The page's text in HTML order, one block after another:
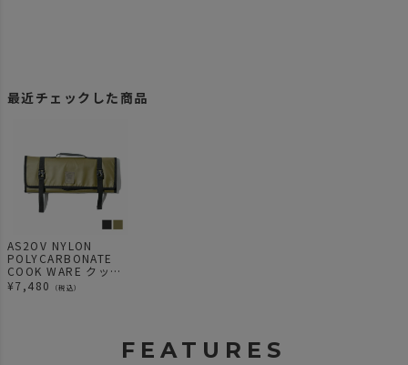
最近チェックした商品
AS2OV NYLON
POLYCARBONATE
COOK WARE クック
ウェア
¥7,480 （税込）
FEATURES